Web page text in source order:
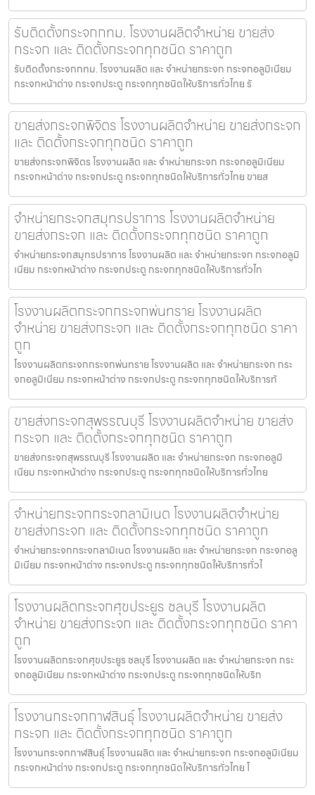
รับติดตั้งกระจกกทม. โรงงานผลิตจำหน่าย ขายส่ง
กระจก และ ติดตั้งกระจกทุกชนิด ราคาถูก
รับติดตั้งกระจกกทม. โรงงานผลิต และ จำหน่ายกระจก กระจกอลูมิเนียม
กระจกหน้าต่าง กระจกประตู กระจกทุกชนิดให้บริการทั่วไทย รั
ขายส่งกระจกพิจิตร โรงงานผลิตจำหน่าย ขายส่งกระจก
และ ติดตั้งกระจกทุกชนิด ราคาถูก
ขายส่งกระจกพิจิตร โรงงานผลิต และ จำหน่ายกระจก กระจกอลูมิเนียม
กระจกหน้าต่าง กระจกประตู กระจกทุกชนิดให้บริการทั่วไทย ขายส
จำหน่ายกระจกสมุทรปราการ โรงงานผลิตจำหน่าย
ขายส่งกระจก และ ติดตั้งกระจกทุกชนิด ราคาถูก
จำหน่ายกระจกสมุทรปราการ โรงงานผลิต และ จำหน่ายกระจก กระจกอลูมิ
เนียม กระจกหน้าต่าง กระจกประตู กระจกทุกชนิดให้บริการทั่วไท
โรงงานผลิตกระจกกระจกพ่นทราย โรงงานผลิต
จำหน่าย ขายส่งกระจก และ ติดตั้งกระจกทุกชนิด ราคา
ถูก
โรงงานผลิตกระจกกระจกพ่นทราย โรงงานผลิต และ จำหน่ายกระจก กระ
จกอลูมิเนียม กระจกหน้าต่าง กระจกประตู กระจกทุกชนิดให้บริการทั
ขายส่งกระจกสุพรรณบุรี โรงงานผลิตจำหน่าย ขายส่ง
กระจก และ ติดตั้งกระจกทุกชนิด ราคาถูก
ขายส่งกระจกสุพรรณบุรี โรงงานผลิต และ จำหน่ายกระจก กระจกอลูมิ
เนียม กระจกหน้าต่าง กระจกประตู กระจกทุกชนิดให้บริการทั่วไทย
จำหน่ายกระจกกระจกลามิเนต โรงงานผลิตจำหน่าย
ขายส่งกระจก และ ติดตั้งกระจกทุกชนิด ราคาถูก
จำหน่ายกระจกกระจกลามิเนต โรงงานผลิต และ จำหน่ายกระจก กระจกอลู
มิเนียม กระจกหน้าต่าง กระจกประตู กระจกทุกชนิดให้บริการทั่วไ
โรงงานผลิตกระจกศุขประยูร ชลบุรี โรงงานผลิต
จำหน่าย ขายส่งกระจก และ ติดตั้งกระจกทุกชนิด ราคา
ถูก
โรงงานผลิตกระจกศุขประยูร ชลบุรี โรงงานผลิต และ จำหน่ายกระจก กระ
จกอลูมิเนียม กระจกหน้าต่าง กระจกประตู กระจกทุกชนิดให้บริก
โรงงานกระจกกาฬสินธุ์ โรงงานผลิตจำหน่าย ขายส่ง
กระจก และ ติดตั้งกระจกทุกชนิด ราคาถูก
โรงงานกระจกกาฬสินธุ์ โรงงานผลิต และ จำหน่ายกระจก กระจกอลูมิเนียม
กระจกหน้าต่าง กระจกประตู กระจกทุกชนิดให้บริการทั่วไทย โ